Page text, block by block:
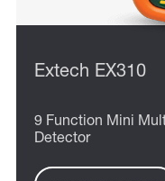
Extech EX310
9 Function Mini
Detector